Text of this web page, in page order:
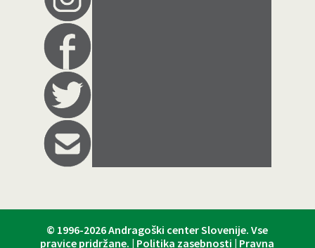
© 1996-2026Andragoški center Slovenije. Vse
pravice pridržane. | Politika zasebnosti | Pravna